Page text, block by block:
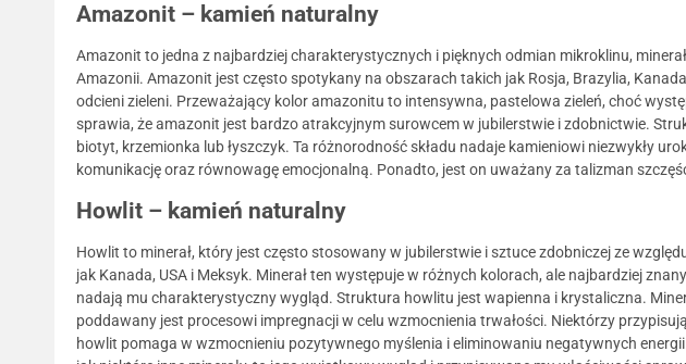
Amazonit – kamień naturalny
Amazonit to jedna z najbardziej charakterystycznych i pięknych odmian mikroklinu,
Amazonii. Amazonit jest często spotykany na obszarach takich jak Rosja, Brazylia,
odcieni zieleni. Przeważający kolor amazonitu to intensywna, pastelowa zieleń, choć
sprawia, że amazonit jest bardzo atrakcyjnym surowcem w jubilerstwie i zdobnictwie.
biotyt, krzemionka lub łyszczyk. Ta różnorodność składu nadaje kamieniowi niezwykły
komunikację oraz równowagę emocjonalną. Ponadto, jest on uważany za talizman
Howlit – kamień naturalny
Howlit to minerał, który jest często stosowany w jubilerstwie i sztuce zdobniczej ze
jak Kanada, USA i Meksyk. Minerał ten występuje w różnych kolorach, ale najbardziej
nadają mu charakterystyczny wygląd. Struktura howlitu jest wapienna i krystaliczna.
poddawany jest procesowi impregnacji w celu wzmocnienia trwałości. Niektórzy
howlit pomaga w wzmocnieniu pozytywnego myślenia i eliminowaniu negatywnych